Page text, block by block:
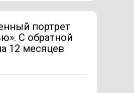
портрет
C обратной
12 месяцев